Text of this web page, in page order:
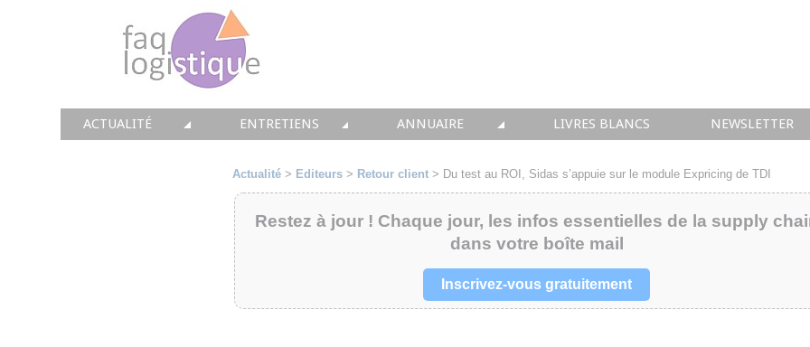
ACTUALITÉ ENTRETIENS ANNUAIRE
• SOLUTIONS
• INTEGRATION
LIVRES BLANCS NEWSLETTER
Actualité > Editeurs > Retour client > Du test au ROI, Sidas s’appuie sur le module Expricing de TDI
Restez à jour ! Chaque jour, les infos essentielles de la supply
dans votre boîte mail
Inscrivez-vous gratuitement